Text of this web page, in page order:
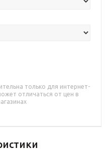
только для интернет-
отличаться от цен в